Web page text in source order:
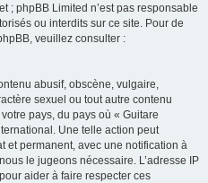
; phpBB Limited n’est pas responsable
ou interdits sur ce site. Pour de
veuillez consulter :
abusif, obscène, vulgaire,
sexuel ou tout autre contenu
pays, du pays où « Guitare
Une telle action peut
et permanent, avec une notification à
le jugeons nécessaire. L’adresse IP
aider à faire respecter ces